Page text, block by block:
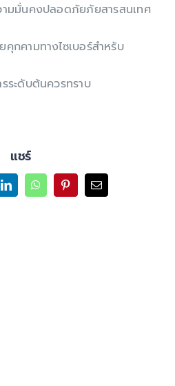
มมั่นคงปลอดภัยภัยสารสนเทศ
กคามทางไซเบอร์สำหรับ
ระดับต้นควรทราบ
แชร์
LinkedInWhatsAppPinterestEmail